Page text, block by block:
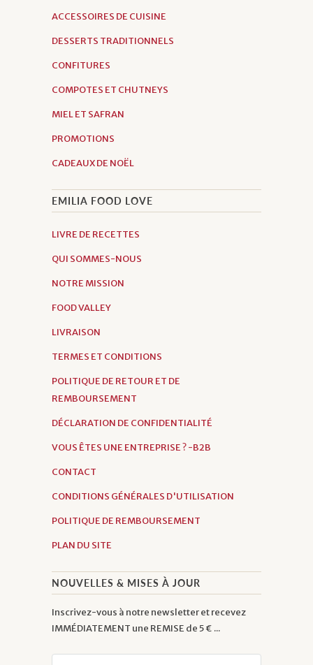
ACCESSOIRES DE CUISINE
DESSERTS TRADITIONNELS
CONFITURES
COMPOTES ET CHUTNEYS
MIEL ET SAFRAN
PROMOTIONS
CADEAUX DE NOËL
EMILIA FOOD LOVE
LIVRE DE RECETTES
QUI SOMMES-NOUS
NOTRE MISSION
FOOD VALLEY
LIVRAISON
TERMES ET CONDITIONS
POLITIQUE DE RETOUR ET DE
REMBOURSEMENT
DÉCLARATION DE CONFIDENTIALITÉ
VOUS ÊTES UNE ENTREPRISE ? -B2B
CONTACT
CONDITIONS GÉNÉRALES D'UTILISATION
POLITIQUE DE REMBOURSEMENT
PLAN DU SITE
NOUVELLES & MISES À JOUR
Inscrivez-vous à notre newsletter et recevez
IMMÉDIATEMENT une REMISE de 5 € ...